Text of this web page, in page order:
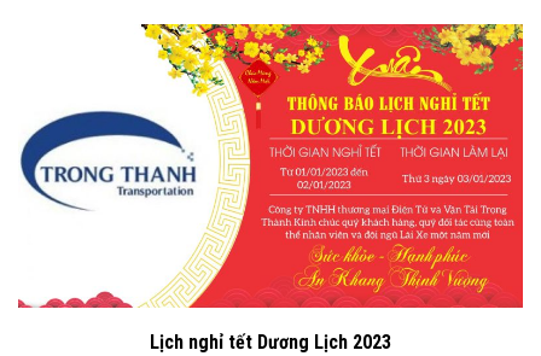
Lịch nghỉ tết Dương Lịch 2023